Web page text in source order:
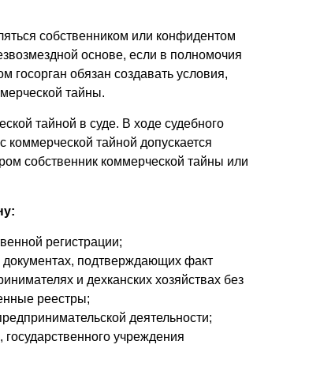
собственником или конфидентом
основе, если в полномочия
госорган обязан создавать условия,
тайны.
тайной в суде. В ходе судебного
коммерческой тайной допу­скается
собственник коммерческой тайны или
регистрации;
подтверждающих факт
и дехканских хозяйствах без
реестры;
деятельности;
учреждения